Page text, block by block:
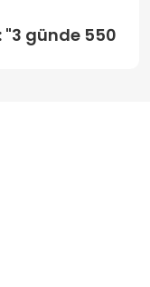
günde 550